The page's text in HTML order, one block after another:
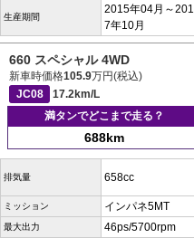
生産期間
2015年04月～201
7年10月
660 スペシャル 4WD
新車時価格105.9万円(税込)
JC08
17.2km/L
満タンでどこまで走る？
688km
排気量 658cc
ミッション インパネ5MT
最大出力 46ps/5700rpm